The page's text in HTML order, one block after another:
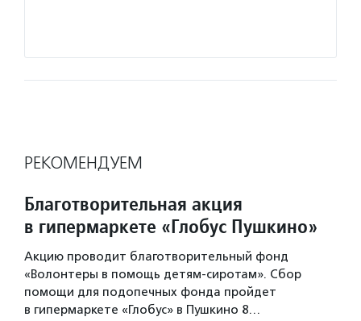
РЕКОМЕНДУЕМ
Благотворительная акция
в гипермаркете «Глобус Пушкино»
Акцию проводит благотворительный фонд
«Волонтеры в помощь детям-сиротам». Сбор
помощи для подопечных фонда пройдет
в гипермаркете «Глобус» в Пушкино 8…